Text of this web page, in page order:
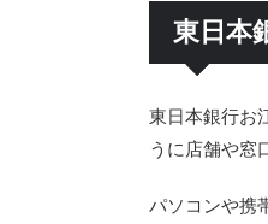
東日本
東日本銀行お
うに店舗や窓
パソコンや携